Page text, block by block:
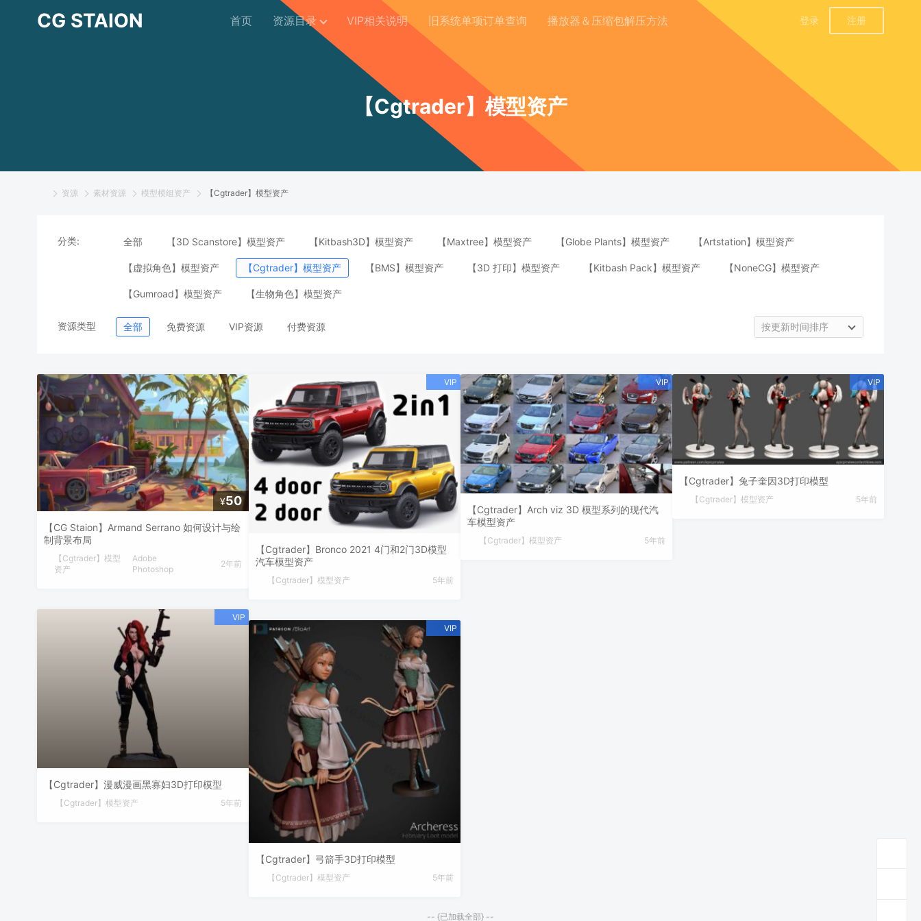
CG STAION 首页 资源目录 VIP相关说明 旧系统单项订单查询 播放器＆压缩包解压方法 登录 注册
【Cgtrader】模型资产
资源 素材资源 模型模组资产 【Cgtrader】模型资产
分类: 全部 【3D Scanstore】模型资产 【Kitbash3D】模型资产 【Maxtree】模型资产 【Globe Plants】模型资产 【Artstation】模型资产
【虚拟角色】模型资产 【Cgtrader】模型资产 【BMS】模型资产 【3D 打印】模型资产 【Kitbash Pack】模型资产 【NoneCG】模型资产
【Gumroad】模型资产 【生物角色】模型资产
资源类型 全部 免费资源 VIP资源 付费资源 按更新时间排序
¥50
【CG Staion】Armand Serrano 如何设计与绘
制背景布局
【Cgtrader】模型
资产
Adobe
Photoshop
2年前
【Cgtrader】漫威漫画黑寡妇3D打印模型
【Cgtrader】模型资产 5年前
【Cgtrader】Bronco 2021 4门和2门3D模型
汽车模型资产
【Cgtrader】模型资产 5年前
【Cgtrader】弓箭手3D打印模型
【Cgtrader】模型资产 5年前
【Cgtrader】Arch viz 3D 模型系列的现代汽
车模型资产
【Cgtrader】模型资产 5年前
【Cgtrader】兔子奎因3D打印模型
【Cgtrader】模型资产 5年前
-- {已加载全部} --